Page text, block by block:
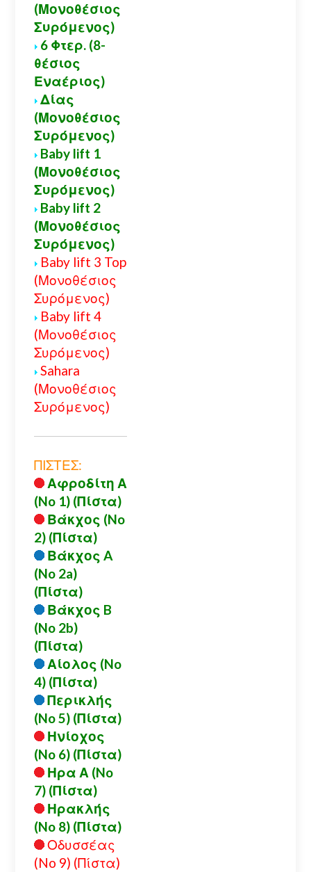
(Μονοθέσιος
Συρόμενος)
6 Φτερ. (8-
θέσιος
Εναέριος)
Δίας
(Μονοθέσιος
Συρόμενος)
Baby lift 1
(Μονοθέσιος
Συρόμενος)
Baby lift 2
(Μονοθέσιος
Συρόμενος)
Baby lift 3 Top
(Μονοθέσιος
Συρόμενος)
Baby lift 4
(Μονοθέσιος
Συρόμενος)
Sahara
(Μονοθέσιος
Συρόμενος)
ΠΙΣΤΕΣ:
Αφροδίτη Α
(No 1) (Πίστα)
Βάκχος (No
2) (Πίστα)
Βάκχος A
(No 2a)
(Πίστα)
Βάκχος B
(No 2b)
(Πίστα)
Αίολος (No
4) (Πίστα)
Περικλής
(No 5) (Πίστα)
Ηνίοχος
(No 6) (Πίστα)
Ηρα Α (No
7) (Πίστα)
Ηρακλής
(No 8) (Πίστα)
Οδυσσέας
(No 9) (Πίστα)